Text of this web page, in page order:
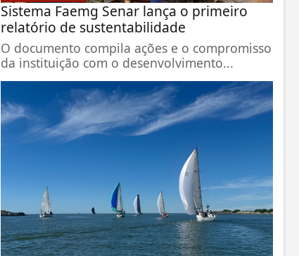
Sistema Faemg Senar lança o primeiro
relatório de sustentabilidade
O documento compila ações e o compromisso
da instituição com o desenvolvimento...